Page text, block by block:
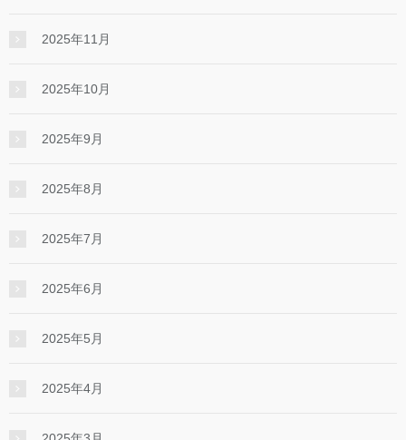
2025年11月
2025年10月
2025年9月
2025年8月
2025年7月
2025年6月
2025年5月
2025年4月